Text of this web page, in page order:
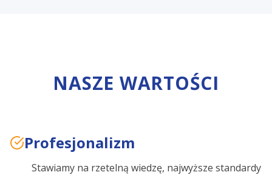
NASZE WARTOŚCI
Profesjonalizm
Stawiamy na rzetelną wiedzę, najwyższe standardy